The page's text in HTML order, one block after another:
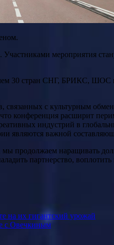
мероприятия
чем 30 стран СНГ, БРИКС,
связанных с культурным
конференция расширит
индустрий в
являются важной
мы продолжаем наращивать
партнерство,
на их гигантский урожай
с Овечкиным